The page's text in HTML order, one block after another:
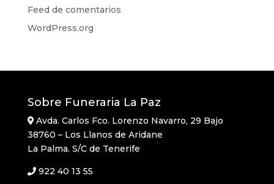
Feed de comentarios
WordPress.org
Sobre Funeraria La Paz
Avda. Carlos Fco. Lorenzo Navarro, 29 Bajo
38760 – Los Llanos de Aridane
La Palma. S/C de Tenerife
922 40 13 55